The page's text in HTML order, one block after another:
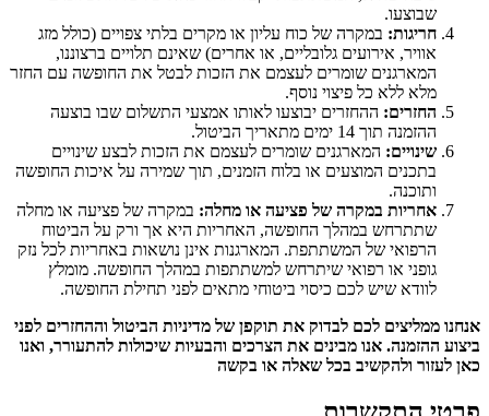
שבוצעו.
חריגות: במקרה של כוח עליון או מקרים בלתי צפויים (כולל מזג
אוויר, אירועים גלובליים, או אחרים) שאינם תלויים ברצוננו,
המארגנים שומרים לעצמם את הזכות לבטל את החופשה עם החזר
מלא ללא כל פיצוי נוסף.
החזרים: ההחזרים יבוצעו לאותו אמצעי התשלום שבו בוצעה
ההזמנה תוך 14 ימים מתאריך הביטול.
שינויים: המארגנים שומרים לעצמם את הזכות לבצע שינויים
בתכנים המוצעים או בלוח הזמנים, תוך שמירה על איכות החופשה
ותוכנה.
אחריות במקרה של פציעה או מחלה: במקרה של פציעה או מחלה
שתתרחש במהלך החופשה, האחריות היא אך ורק על הביטוח
הרפואי של המשתתפת. המארגנות אינן נושאות באחריות לכל נזק
גופני או רפואי שיתרחש למשתתפות במהלך החופשה. מומלץ
לוודא שיש לכם כיסוי ביטוחי מתאים לפני תחילת החופשה.
אנחנו ממליצים לכם לבדוק את תוקפן של מדיניות הביטול וההחזרים לפני
ביצוע ההזמנה. אנו מבינים את הצרכים והבעיות שיכולות להתעורר, ואנו
כאן לעזור ולהקשיב בכל שאלה או בקשה